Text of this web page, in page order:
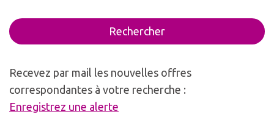
Rechercher
Recevez par mail les nouvelles offres
correspondantes à votre recherche :
Enregistrez une alerte